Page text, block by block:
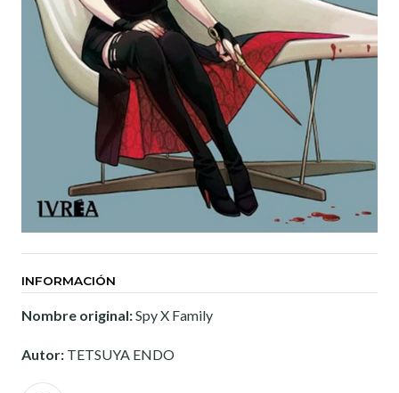
INFORMACIÓN
Nombre original:Spy X Family
Autor: TETSUYA ENDO